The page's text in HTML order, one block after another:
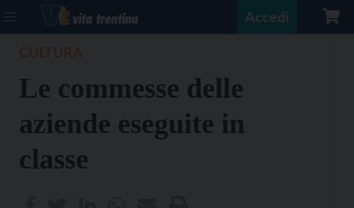
Accedi
Le commesse delle
aziende eseguite in
classe